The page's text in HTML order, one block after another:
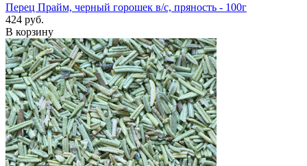
Перец Прайм, черный горошек в/с, пряность - 100г
424 руб.
В корзину